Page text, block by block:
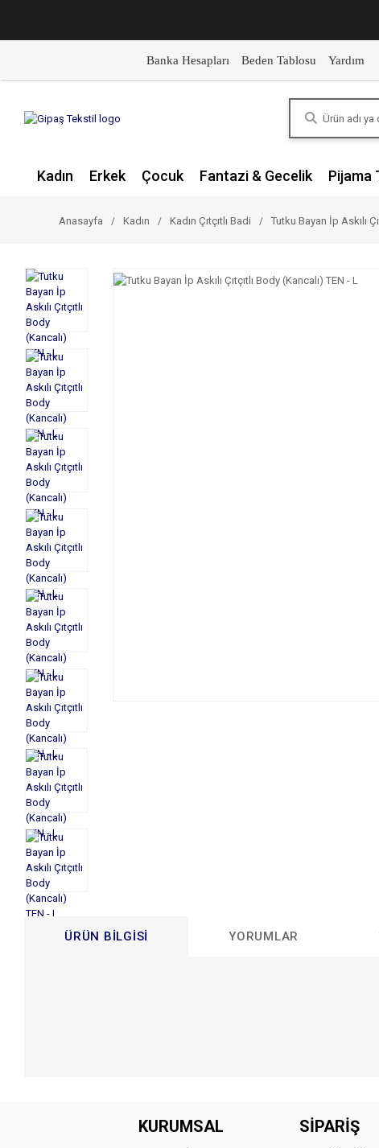
Banka Hesapları Beden Tablosu Yardım
Kadın Erkek Çocuk Fantazi & Gecelik Pijama
Anasayfa Kadın Kadın Çıtçıtlı Badi Tutku Bayan İp Askılı
ÜRÜN BILGISI YORUMLAR
KURUMSAL SİPARİŞ